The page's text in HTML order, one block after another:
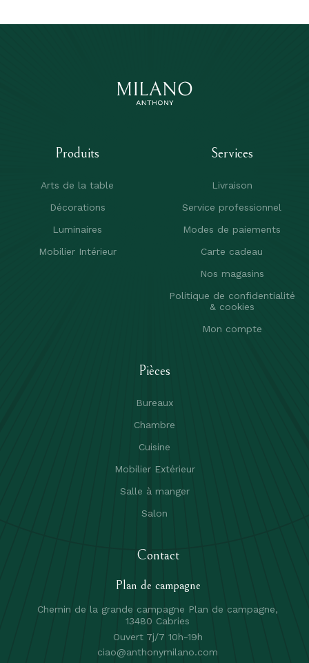
Produits
Arts de la table
Décorations
Luminaires
Mobilier Intérieur
Services
Livraison
Service professionnel
Modes de paiements
Carte cadeau
Nos magasins
Politique de confidentialité
& cookies
Mon compte
Pièces
Bureaux
Chambre
Cuisine
Mobilier Extérieur
Salle à manger
Salon
Contact
Plan de campagne
Chemin de la grande campagne Plan de campagne,
13480 Cabries
Ouvert 7j/7 10h-19h
ciao@anthonymilano.com